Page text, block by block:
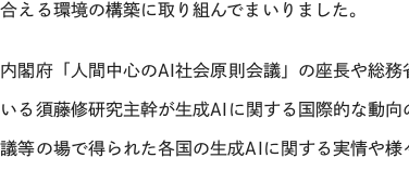
える環境の構築に取り組んでまいりました。
閣府「人間中心のAI社会原則会議」の座長や総務
る須藤修研究主幹が生成AI に関する国際的な動
等の場で得られた各国の生成AI に関する実情や